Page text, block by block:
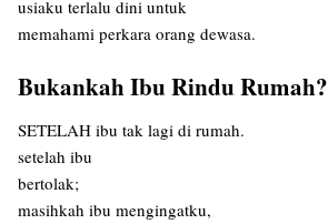
usiaku terlalu dini untuk
memahami perkara orang dewasa.
Bukankah Ibu Rindu Rumah?
SETELAH ibu tak lagi di rumah.
setelah ibu
bertolak;
masihkah ibu mengingatku,